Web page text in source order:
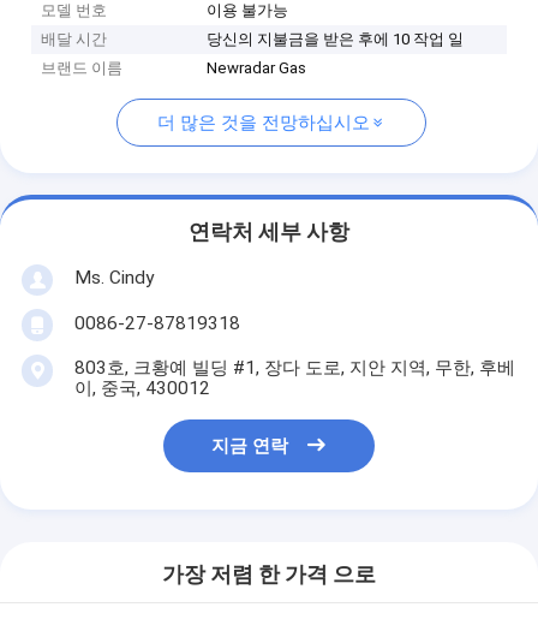
모델 번호
이용 불가능
배달 시간
당신의 지불금을 받은 후에 10 작업 일
브랜드 이름
Newradar Gas
더 많은 것을 전망하십시오
연락처 세부 사항
Ms. Cindy
0086-27-87819318
803호, 크황예 빌딩 #1, 장다 도로, 지안 지역, 무한, 후베
이, 중국, 430012
지금 연락
가장 저렴 한 가격 으로